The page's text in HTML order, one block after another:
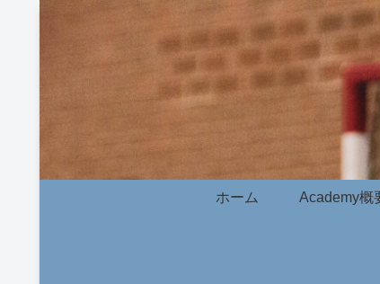
ホーム Academy概